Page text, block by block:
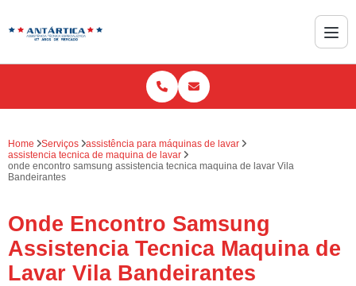
Home Serviços
assistência para máquinas de lavar
assistencia tecnica de maquina de lavar
onde encontro samsung assistencia tecnica maquina de lavar Vila
Bandeirantes
Onde Encontro Samsung
Assistencia Tecnica Maquina de
Lavar Vila Bandeirantes